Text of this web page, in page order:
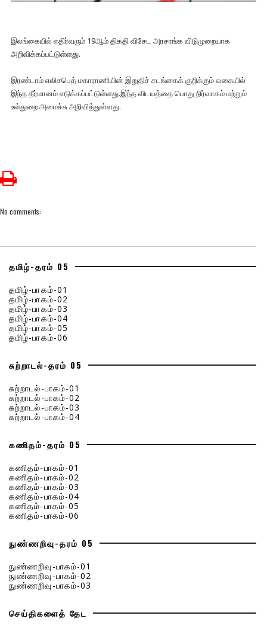
இலங்கையில் எதிர்வரும் 19ஆம் திகதி விசேட அரசாங்க விடுமுறையாக
அறிவிக்கப்பட்டுள்ளது.
இரண்டாம் எலிசபெத் மகாராணியின் இறுதிச் சடங்கைக் குறிக்கும் வகையில்
இந்த தீர்மானம் எடுக்கப்பட்டுள்ளது.இந்த விடயத்தை பொது நிர்வாகம் மற்றும்
உள்துறை அமைச்சு அறிவித்துள்ளது.
No comments:
தமிழ்-தரம் 05
தமிழ்-பாகம்-01
தமிழ்-பாகம்-02
தமிழ்-பாகம்-03
தமிழ்-பாகம்-04
தமிழ்-பாகம்-05
தமிழ்-பாகம்-06
சுற்றாடல்-தரம் 05
சுற்றாடல்-பாகம்-01
சுற்றாடல்-பாகம்-02
சுற்றாடல்-பாகம்-03
சுற்றாடல்-பாகம்-04
கணிதம்-தரம் 05
கணிதம்-பாகம்-01
கணிதம்-பாகம்-02
கணிதம்-பாகம்-03
கணிதம்-பாகம்-04
கணிதம்-பாகம்-05
கணிதம்-பாகம்-06
நுண்ணறிவு-தரம் 05
நுண்ணறிவு-பாகம்-01
நுண்ணறிவு-பாகம்-02
நுண்ணறிவு-பாகம்-03
செய்திகளைத் தேட